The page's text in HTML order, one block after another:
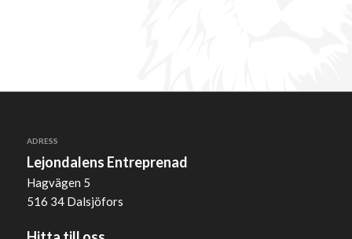
ADRESS
Lejondalens Entreprenad
Hagvägen 5
516 34 Dalsjöfors